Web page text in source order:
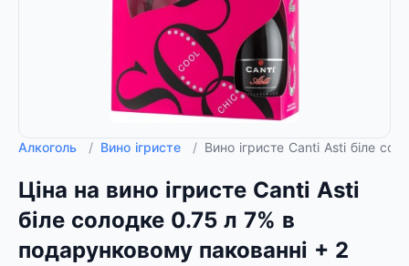
Алкоголь / Вино ігристе / Вино ігристе Canti Asti біле
Ціна на вино ігристе Canti Asti
біле солодке 0.75 л 7% в
подарунковому пакованні + 2